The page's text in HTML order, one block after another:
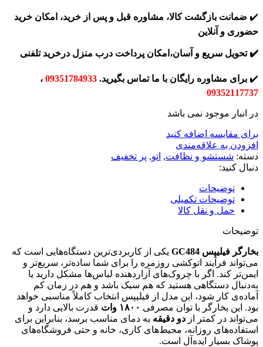
✔️ ضمانت بازگشت کالا، مشاوره قبل و پس از خرید، امکان خرید
حضوری و آنلاین
✔️ تحویل سریع و آسان،امکان پرداخت درب منزل درخرید تلفنی
✔️ برای مشاوره رایگان با ما تماس بگیرید. 09351784933 ،
09352117737
در انبار موجود نمی باشد
برای مقایسه اضافه کنید
افزودن به علاقه‌مندی
دسته: شستشو و نظافت, اتو, پر تخفیف
دنبال کنید:
توضیحات
توضیحات تکمیلی
حمل و نقل کالا
توضیحات
بخارگر فیلیپس GC484
یکی از کاربردی‌ترین دستگاه‌هایی است که
می‌تواند فرآیند اتوکشی روزمره را برای شما ساده‌تر، سریع‌تر و
ایمن‌تر کند. اگر با چروک‌های آزاردهنده لباس‌ها مشکل دارید یا
به‌دنبال دستگاهی هستید که هم سبک باشد و هم در زمان کم
آماده‌ی کار شود، این مدل از فیلیپس انتخاب کاملاً مناسبی خواهد
بود. این بخارگر با توان مصرفی ۱۸۰۰ وات
قدرت بالایی دارد و
می‌تواند در کمتر از دو دقیقه به دمای مناسب برسد، بنابراین برای
استفاده‌های روزانه، محیط‌های کاری، خانه و حتی فروشگاه‌های
پوشاک بسیار ایده‌آل است.